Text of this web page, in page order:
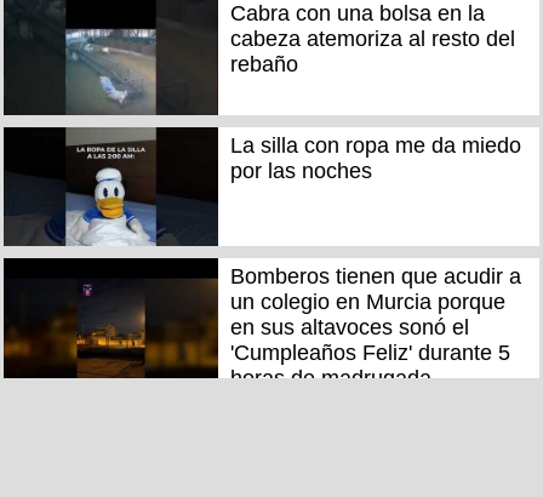
Cabra con una bolsa en la
cabeza atemoriza al resto del
rebaño
La silla con ropa me da miedo
por las noches
Bomberos tienen que acudir a
un colegio en Murcia porque
en sus altavoces sonó el
'Cumpleaños Feliz' durante 5
horas de madrugada